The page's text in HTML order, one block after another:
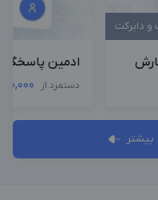
و دایرکت
ادمین
دستمزد از